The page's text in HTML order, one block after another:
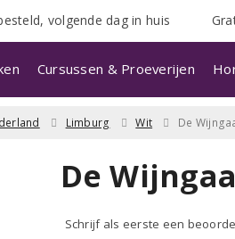
volgende dag in huis
Cursussen & Proeverijen
Limburg Wit De
De
Schrijf als eerste een